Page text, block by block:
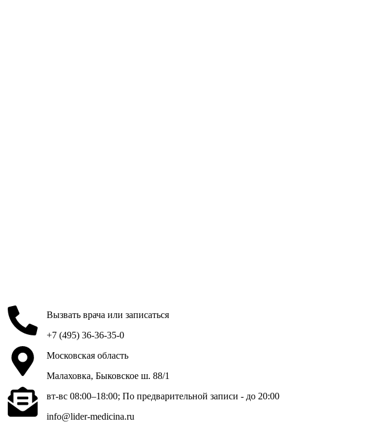
Вызвать врача или записаться
+7 (495) 36-36-35-0
Московская область
Малаховка, Быковское ш. 88/1
вт-вс 08:00–18:00; По предварительной записи - до 20:00
info@lider-medicina.ru